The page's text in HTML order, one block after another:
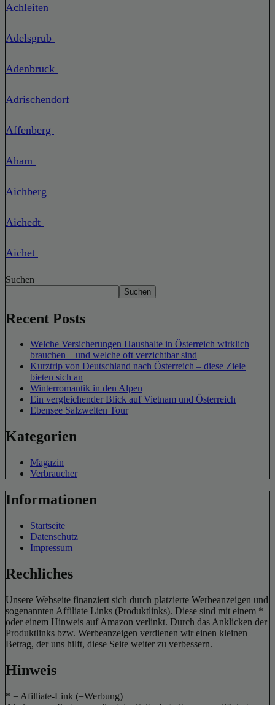
Achleiten
Adelsgrub
Adenbruck
Adrischendorf
Affenberg
Aham
Aichberg
Aichedt
Aichet
Suchen
Suchen
Recent Posts
Welche Versicherungen Haushalte in Österreich wirklich
brauchen – und welche oft verzichtbar sind
Kurztrip von Deutschland nach Österreich – diese Ziele
bieten sich an
Winterromantik in den Alpen
Ein vergleichender Blick auf Vietnam und Österreich
Ebensee Salzwelten Tour
Kategorien
Magazin
Verbraucher
Informationen
Startseite
Datenschutz
Impressum
Rechliches
Unsere Webseite finanziert sich durch platzierte Werbeanzeigen und
sogenannten Affiliate Links (Produktlinks). Diese sind mit einem *
oder einem Hinweis auf Amazon verlinkt. Durch das Anklicken der
Produktlinks bzw. Werbeanzeigen verdienen wir einen kleinen
Betrag, der uns hilft, diese Seite weiter zu verbessern.
Hinweis
* = Afilliate-Link (=Werbung)